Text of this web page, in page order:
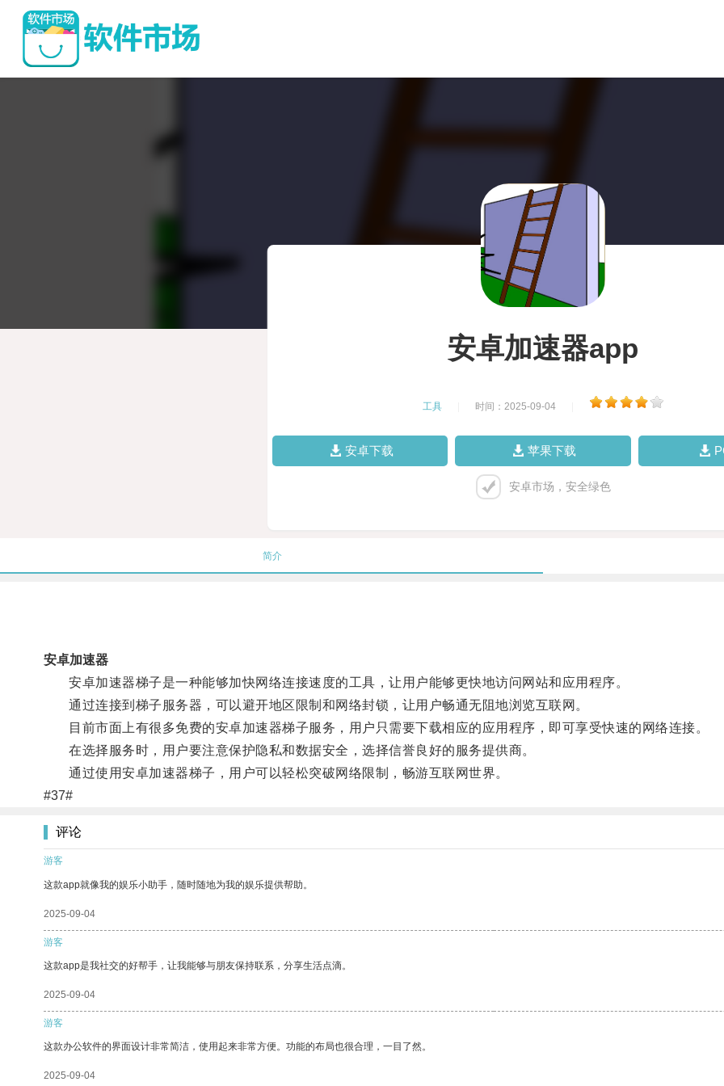
安卓加速器app
工具 时间：2025-09-04
安卓下载 苹果下载
安卓市场，安全绿色
简介
安卓加速器
安卓加速器梯子是一种能够加快网络连接速度的工具，让用户能够更快地访问网站和应用程序。
通过连接到梯子服务器，可以避开地区限制和网络封锁，让用户畅通无阻地浏览互联网。
目前市面上有很多免费的安卓加速器梯子服务，用户只需要下载相应的应用程序，即可享受快速的网络连接。
在选择服务时，用户要注意保护隐私和数据安全，选择信誉良好的服务提供商。
通过使用安卓加速器梯子，用户可以轻松突破网络限制，畅游互联网世界。
#37#
评论
游客
这款app就像我的娱乐小助手，随时随地为我的娱乐提供帮助。
2025-09-04
游客
这款app是我社交的好帮手，让我能够与朋友保持联系，分享生活点滴。
2025-09-04
游客
这款办公软件的界面设计非常简洁，使用起来非常方便。功能的布局也很合理，一目了然。
2025-09-04